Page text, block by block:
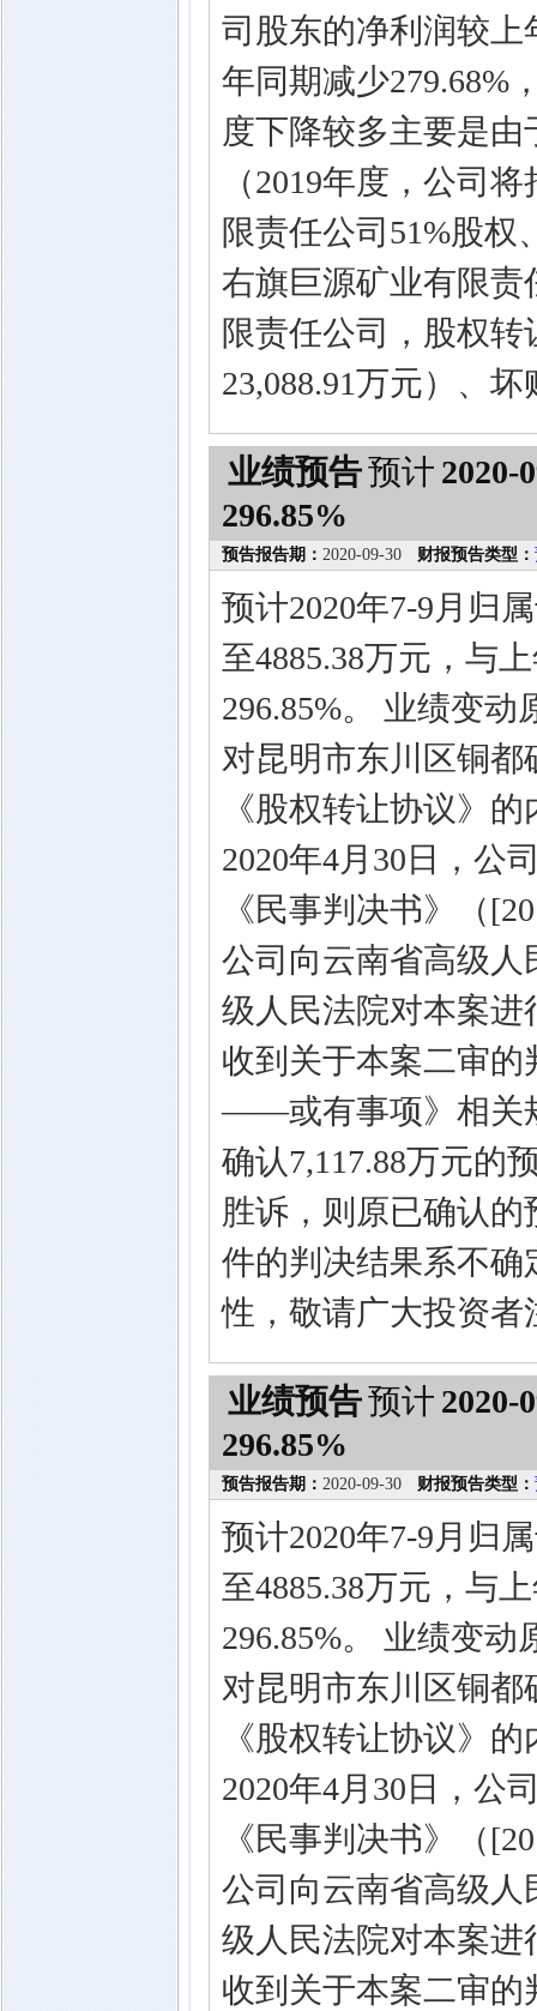
司股东的净利润较上
年同期减少279.68%
度下降较多主要是
（2019年度，公司
限责任公司51%股权
右旗巨源矿业有限责
限责任公司，股权
23,088.91万元）、
业绩预告预计 2020-
296.85%
预告报告期： 2020-09-30 财报预告类型：
预计2020年7-9月归
至4885.38万元，与
296.85%。 业绩变
对昆明市东川区铜
《股权转让协议》
2020年4月30日，公
《民事判决书》（
公司向云南省高级人
级人民法院对本案
收到关于本案二审
——或有事项》相关
确认7,117.88万元的
胜诉，则原已确认
件的判决结果系不
性，敬请广大投资者
业绩预告预计 2020-
296.85%
预告报告期： 2020-09-30 财报预告类型：
预计2020年7-9月归
至4885.38万元，与
296.85%。 业绩变
对昆明市东川区铜
《股权转让协议》
2020年4月30日，公
《民事判决书》（
公司向云南省高级人
级人民法院对本案
收到关于本案二审